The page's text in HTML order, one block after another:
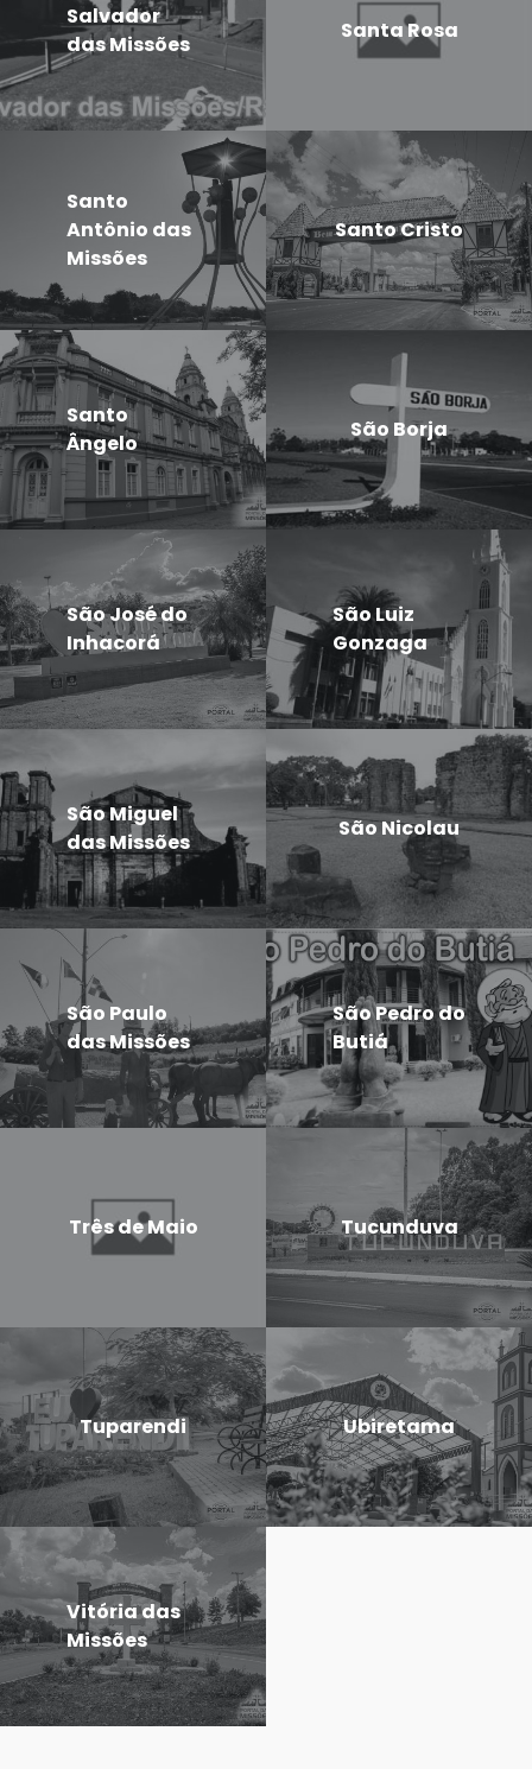
Salvador
das Missões
Santa Rosa
Santo
Antônio das
Missões
Santo Cristo
Santo
Ângelo
São Borja
São José do
Inhacorá
São Luiz
Gonzaga
São Miguel
das Missões
São Nicolau
São Paulo
das Missões
São Pedro do
Butiá
Três de Maio Tucunduva
Tuparendi Ubiretama
Vitória das
Missões